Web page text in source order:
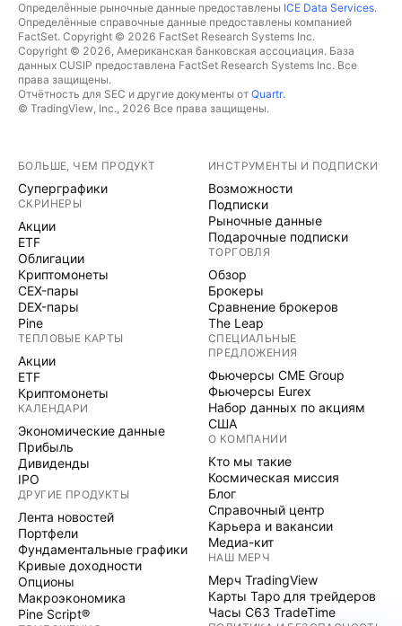
Определённые рыночные данные предоставлены ICE Data Services.
Определённые справочные данные предоставлены компанией
FactSet. Copyright © 2026 FactSet Research Systems Inc.
Copyright © 2026, Американская банковская ассоциация. База
данных CUSIP предоставлена FactSet Research Systems Inc. Все
права защищены.
Отчётность для SEC и другие документы от Quartr.
© TradingView, Inc., 2026 Все права защищены.
БОЛЬШЕ, ЧЕМ ПРОДУКТ
Суперграфики
СКРИНЕРЫ
Акции
ETF
Облигации
Криптомонеты
CEX-пары
DEX-пары
Pine
ТЕПЛОВЫЕ КАРТЫ
Акции
ETF
Криптомонеты
КАЛЕНДАРИ
Экономические данные
Прибыль
Дивиденды
IPO
ДРУГИЕ ПРОДУКТЫ
Лента новостей
Портфели
Фундаментальные графики
Кривые доходности
Опционы
Макроэкономика
Pine Script®
ИНСТРУМЕНТЫ И ПОДПИСКИ
Возможности
Подписки
Рыночные данные
Подарочные подписки
ТОРГОВЛЯ
Обзор
Брокеры
Сравнение брокеров
The Leap
СПЕЦИАЛЬНЫЕ
ПРЕДЛОЖЕНИЯ
Фьючерсы CME Group
Фьючерсы Eurex
Набор данных по акциям
США
О КОМПАНИИ
Кто мы такие
Космическая миссия
Блог
Справочный центр
Карьера и вакансии
Медиа-кит
НАШ МЕРЧ
Мерч TradingView
Карты Таро для трейдеров
Часы C63 TradeTime